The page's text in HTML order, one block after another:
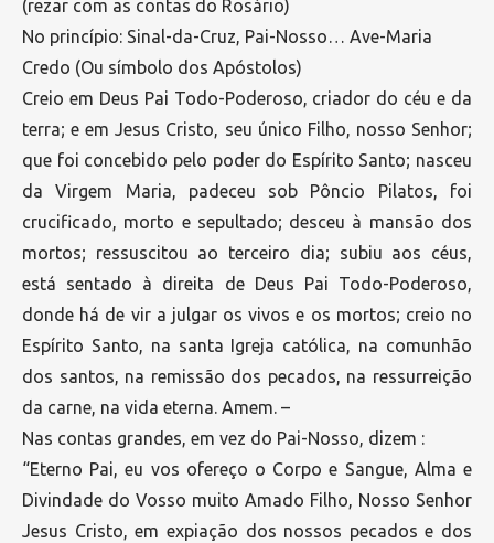
(rezar com as contas do Rosário)
No princípio: Sinal-da-Cruz, Pai-Nosso… Ave-Maria
Credo (Ou símbolo dos Apóstolos)
Creio em Deus Pai Todo-Poderoso, criador do céu e da
terra; e em Jesus Cristo, seu único Filho, nosso Senhor;
que foi concebido pelo poder do Espírito Santo; nasceu
da Virgem Maria, padeceu sob Pôncio Pilatos, foi
crucificado, morto e sepultado; desceu à mansão dos
mortos; ressuscitou ao terceiro dia; subiu aos céus,
está sentado à direita de Deus Pai Todo-Poderoso,
donde há de vir a julgar os vivos e os mortos; creio no
Espírito Santo, na santa Igreja católica, na comunhão
dos santos, na remissão dos pecados, na ressurreição
da carne, na vida eterna. Amem. –
Nas contas grandes, em vez do Pai-Nosso, dizem :
“Eterno Pai, eu vos ofereço o Corpo e Sangue, Alma e
Divindade do Vosso muito Amado Filho, Nosso Senhor
Jesus Cristo, em expiação dos nossos pecados e dos